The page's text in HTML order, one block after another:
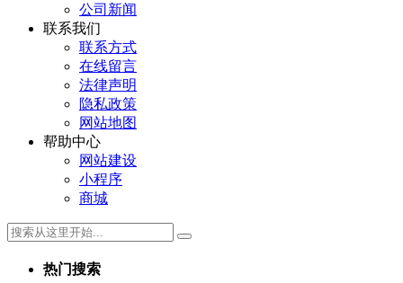
公司新闻
联系我们
联系方式
在线留言
法律声明
隐私政策
网站地图
帮助中心
网站建设
小程序
商城
热门搜索